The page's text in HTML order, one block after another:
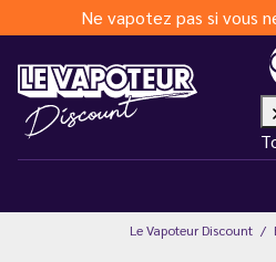
Ne vapotez pas si vous
Le Vapoteur Discount